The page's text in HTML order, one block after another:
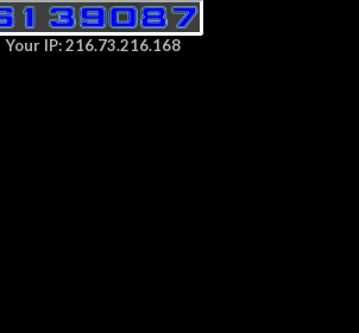
Your IP: 216.73.216.168